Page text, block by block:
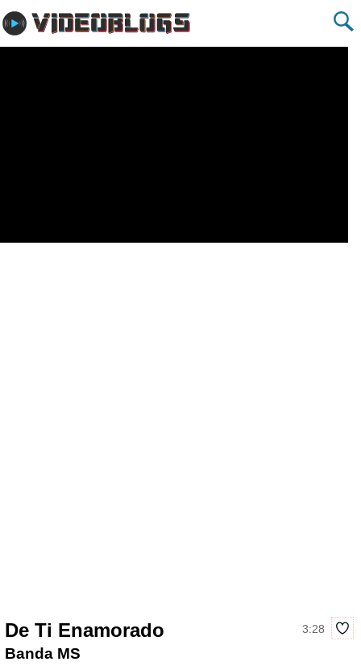
De Ti Enamorado 3:28
Banda MS